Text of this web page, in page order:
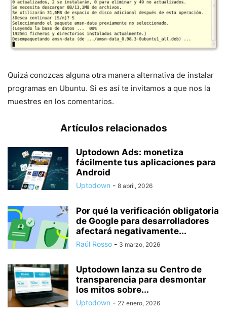
Quizá conozcas alguna otra manera alternativa de instalar
programas en Ubuntu. Si es así te invitamos a que nos la
muestres en los comentarios.
Artículos relacionados
Uptodown Ads: monetiza
fácilmente tus aplicaciones para
Android
Uptodown - 8 abril, 2026
Por qué la verificación obligatoria
de Google para desarrolladores
afectará negativamente...
Raúl Rosso - 3 marzo, 2026
Uptodown lanza su Centro de
transparencia para desmontar
los mitos sobre...
Uptodown - 27 enero, 2026